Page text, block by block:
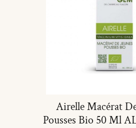
Airelle Macérat
Pousses Bio 50 Ml